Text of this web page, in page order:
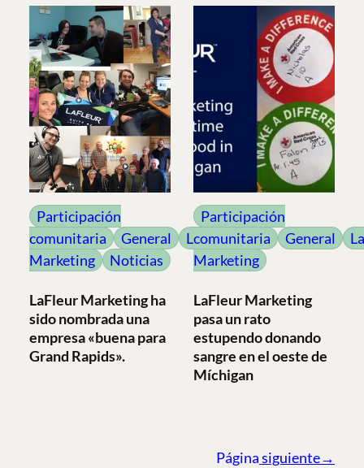
Participación
comunitaria
General
LaFleur
Marketing
Noticias
LaFleur Marketing ha
sido nombrada una
empresa «buena para
Grand Rapids».
Participación
comunitaria
General
Marketing
LaFleur Marketing
pasa un rato
estupendo donando
sangre en el oeste de
Míchigan
Páginasiguiente→